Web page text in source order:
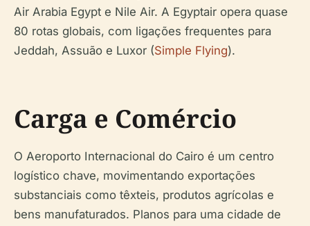
Air Arabia Egypt e Nile Air. A Egyptair opera quase
80 rotas globais, com ligações frequentes para
Jeddah, Assuão e Luxor (Simple Flying).
Carga e Comércio
O Aeroporto Internacional do Cairo é um centro
logístico chave, movimentando exportações
substanciais como têxteis, produtos agrícolas e
bens manufaturados. Planos para uma cidade de